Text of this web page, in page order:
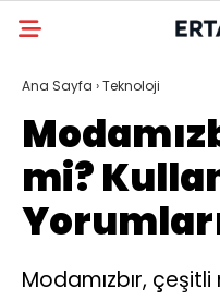
Ana Sayfa ›Teknoloji
mi?
Modamızbır,